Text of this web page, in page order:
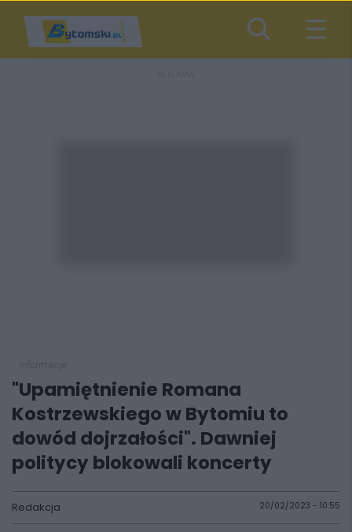
"Upamiętnienie Romana
Kostrzewskiego w Bytomiu to
dowód dojrzałości". Dawniej
politycy blokowali koncerty
Redakcja 20/02/2023 - 10:55